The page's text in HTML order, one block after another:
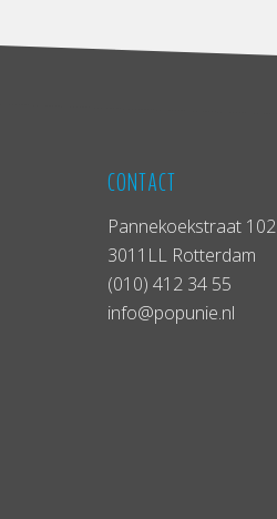
CONTACT
Pannekoekstraat 102
3011LL Rotterdam
(010) 412 34 55
info@popunie.nl